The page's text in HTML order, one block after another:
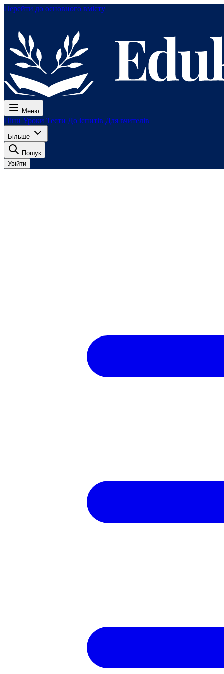
Перейти до основного вмісту
Меню
Ціни Уроки Тести До іспитів Для вчителів
Більше
Пошук
Увійти